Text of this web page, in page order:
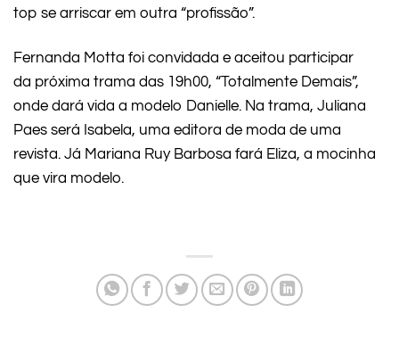
top se arriscar em outra “profissão”.
Fernanda Motta foi convidada e aceitou participar
da próxima trama das 19h00, “Totalmente Demais”,
onde dará vida a modelo Danielle. Na trama, Juliana
Paes será Isabela, uma editora de moda de uma
revista. Já Mariana Ruy Barbosa fará Eliza, a mocinha
que vira modelo.